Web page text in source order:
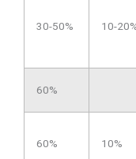
30-50% 10-
60%
60% 10%